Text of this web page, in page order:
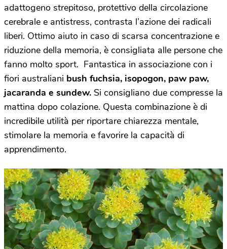
adattogeno strepitoso, protettivo della circolazione
cerebrale e antistress, contrasta l’azione dei radicali
liberi. Ottimo aiuto in caso di scarsa concentrazione e
riduzione della memoria, è consigliata alle persone che
fanno molto sport. Fantastica in associazione con i
fiori australiani bush fuchsia, isopogon, paw paw,
jacaranda e sundew. Si consigliano due compresse la
mattina dopo colazione. Questa combinazione è di
incredibile utilità per riportare chiarezza mentale,
stimolare la memoria e favorire la capacità di
apprendimento.